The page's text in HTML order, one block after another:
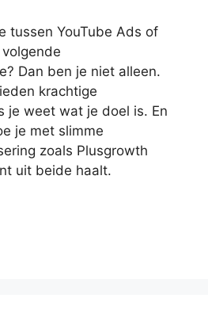
tussen YouTube Ads of
Dan ben je niet alleen.
krachtige
je weet wat je doel is. En
je met slimme
zoals Plusgrowth
uit beide haalt.